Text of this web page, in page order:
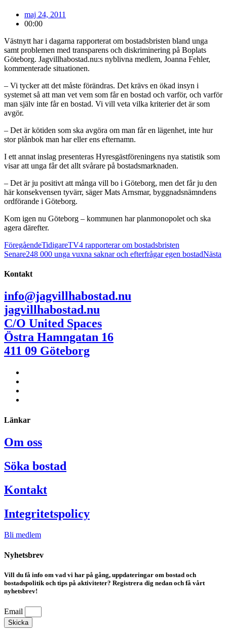
maj 24, 2011
00:00
Västnytt har i dagarna rapporterat om bostadsbristen bland unga
samt problemen med transparens och diskriminering på Boplats
Göteborg. Jagvillhabostad.nu:s nyblivna medlem, Joanna Fehler,
kommenterade situationen.
– Vi tycker att det måste förändras. Det krävs en ökad insyn i
systemet så att man vet vem som får en bostad och varför, och varför
man själv inte får en bostad. Vi vill veta vilka kriterier det är som
avgör.
– Det är kötiden som ska avgöra om man får en lägenhet, inte hur
stor plånbok man har eller ens efternamn.
I ett annat inslag presenteras Hyresgästföreningens nya statistik som
visar att unga får det allt svårare på bostadsmarknaden.
– Det är ju positivt att många vill bo i Göteborg, men det får ju den
här konsekvensen tyvärr, säger Mats Arnsmar, byggnadsnämndens
ordförande i Göteborg.
Kom igen nu Göteborg – kommunen har planmonopolet och ska
agera därefter.
FöregåendeTidigareTV4 rapporterar om bostadsbristen
Senare248 000 unga vuxna saknar och efterfrågar egen bostadNästa
Kontakt
info@jagvillhabostad.nu
jagvillhabostad.nu
C/O United Spaces
Östra Hamngatan 16
411 09 Göteborg
Länkar
Om oss
Söka bostad
Kontakt
Integritetspolicy
Bli medlem
Nyhetsbrev
Vill du få info om vad vi har på gång, uppdateringar om bostad och
bostadspolitik och tips på aktiviteter? Registrera dig nedan och få vårt
nyhetsbrev!
Email
Skicka